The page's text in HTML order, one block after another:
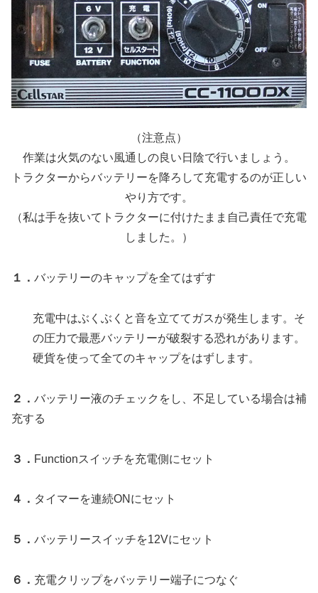
（注意点）
作業は火気のない風通しの良い日陰で行いましょう。
トラクターからバッテリーを降ろして充電するのが正しい
やり方です。
（私は手を抜いてトラクターに付けたまま自己責任で充電
しました。）
１． バッテリーのキャップを全てはずす
充電中はぶくぶくと音を立ててガスが発生します。そ
の圧力で最悪バッテリーが破裂する恐れがあります。
硬貨を使って全てのキャップをはずします。
２． バッテリー液のチェックをし、不足している場合は補
充する
３． Functionスイッチを充電側にセット
４． タイマーを連続ONにセット
５． バッテリースイッチを12Vにセット
６． 充電クリップをバッテリー端子につなぐ